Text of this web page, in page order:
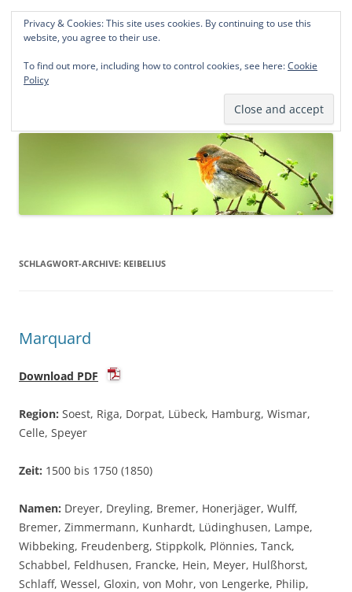
Norddeutsche Genealogien
Michael Kohlhaas und Jens Kirchhoff
springen
SCHLAGWORT-ARCHIVE: KEIBELIUS
Marquard
Download PDF
Region: Soest, Riga, Dorpat, Lübeck, Hamburg, Wismar,
Celle, Speyer
Zeit: 1500 bis 1750 (1850)
Namen: Dreyer, Dreyling, Bremer, Honerjäger, Wulff,
Bremer, Zimmermann, Kunhardt, Lüdinghusen, Lampe,
Wibbeking, Freudenberg, Stippkolk, Plönnies, Tanck,
Schabbel, Feldhusen, Francke, Hein, Meyer, Hulßhorst,
Schlaff, Wessel, Gloxin, von Mohr, von Lengerke, Philip,
Privacy & Cookies: This site uses cookies. By continuing to use this
website, you agree to their use.
To find out more, including how to control cookies, see here:Cookie
Policy